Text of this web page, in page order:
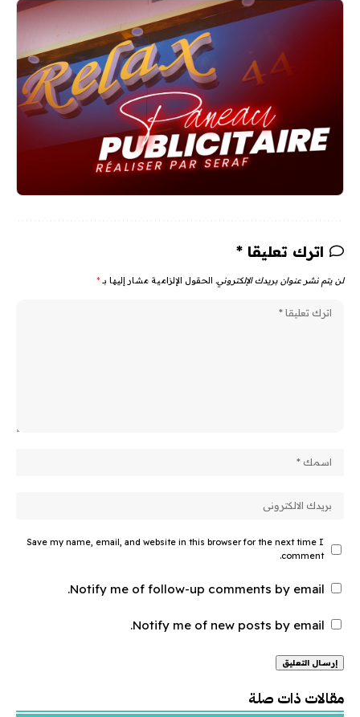
اترك تعليقا *
لن يتم نشر عنوان بريدك الإلكتروني. الحقول الإلزامية مشار إليها بـ *
Save my name, email, and website in this browser for the next time I
comment.
Notify me of follow-up comments by email.
Notify me of new posts by email.
مقالات ذات صلة